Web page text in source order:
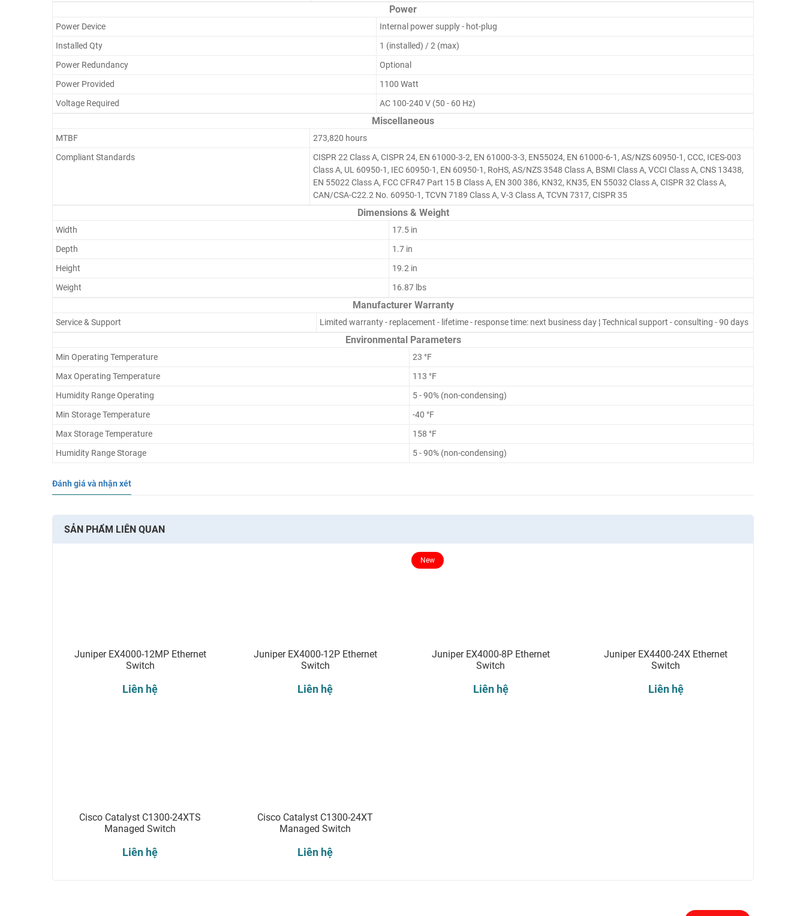
Power
Power Device
Internal power supply - hot-plug
Installed Qty
1 (installed) / 2 (max)
Power Redundancy
Optional
Power Provided
1100 Watt
Voltage Required
AC 100-240 V (50 - 60 Hz)
Miscellaneous
MTBF
273,820 hours
Compliant Standards
CISPR 22 Class A, CISPR 24, EN 61000-3-2, EN 61000-3-3, EN55024, EN 61000-6-1, AS/NZS 60950-1, CCC, ICES-003
Class A, UL 60950-1, IEC 60950-1, EN 60950-1, RoHS, AS/NZS 3548 Class A, BSMI Class A, VCCI Class A, CNS 13438,
EN 55022 Class A, FCC CFR47 Part 15 B Class A, EN 300 386, KN32, KN35, EN 55032 Class A, CISPR 32 Class A,
CAN/CSA-C22.2 No. 60950-1, TCVN 7189 Class A, V-3 Class A, TCVN 7317, CISPR 35
Dimensions & Weight
Width
17.5 in
Depth
1.7 in
Height
19.2 in
Weight
16.87 lbs
Manufacturer Warranty
Service & Support Limited warranty - replacement - lifetime - response time: next business day ¦ Technical support - consulting - 90 days
Environmental Parameters
Min Operating Temperature
23 °F
Max Operating Temperature
113 °F
Humidity Range Operating
5 - 90% (non-condensing)
Min Storage Temperature
-40 °F
Max Storage Temperature
158 °F
Humidity Range Storage
5 - 90% (non-condensing)
Đánh giá và nhận xét
SẢN PHẨM LIÊN QUAN
Juniper EX4000-12MP Ethernet
Switch
Liên hệ
Juniper EX4000-12P Ethernet
Switch
Liên hệ
Juniper EX4000-8P Ethernet
Switch
Liên hệ
New
Juniper EX4400-24X Ethernet
Switch
Liên hệ
Cisco Catalyst C1300-24XTS
Managed Switch
Liên hệ
Cisco Catalyst C1300-24XT
Managed Switch
Liên hệ